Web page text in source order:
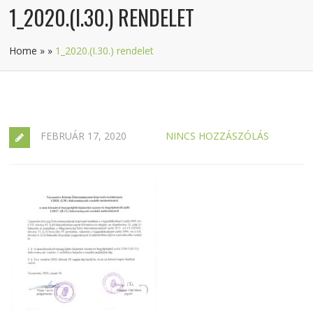
1_2020.(I.30.) RENDELET
Home » » 1_2020.(I.30.) rendelet
FEBRUÁR 17, 2020 NINCS HOZZÁSZÓLÁS